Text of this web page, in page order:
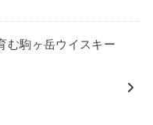
む駒ヶ岳ウイスキー